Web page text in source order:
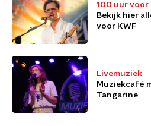
100 uur voor
Bekijk hier
voor KWF
Livemuziek
Muziekcafé
Tangarine